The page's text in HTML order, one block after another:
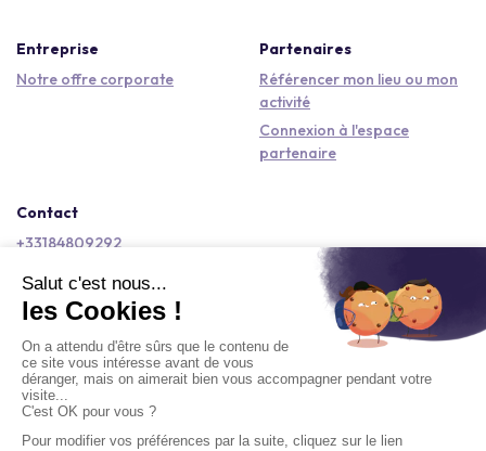
Entreprise
Notre offre corporate
Partenaires
Référencer mon lieu ou mon
activité
Connexion à l'espace
partenaire
Contact
+33184809292
Copyright © 2026 Kactus Tous droits réservés
Conditions générales d'utilisation
Mentions légales
Signaler un contenu